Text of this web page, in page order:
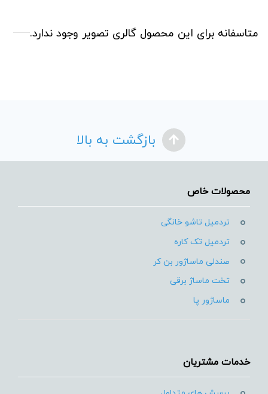
متاسفانه برای این محصول گالری تصویر وجود ندارد.
بازگشت به بالا
محصولات خاص
تردمیل تاشو خانگی
تردمیل تک کاره
صندلی ماساژور بن کر
تخت ماساژ برقی
ماساژور پا
خدمات مشتریان